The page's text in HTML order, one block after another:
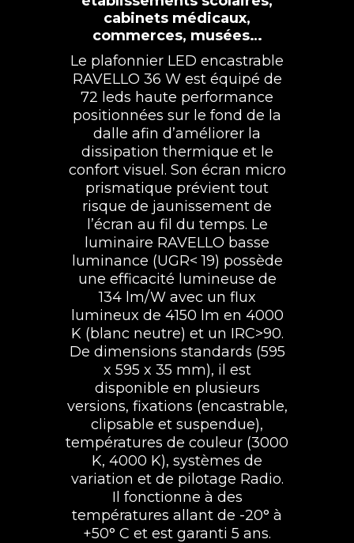
cabinets médicaux,
commerces, musées…
Le plafonnier LED encastrable
RAVELLO 36 W est équipé de
72 leds haute performance
positionnées sur le fond de la
dalle afin d’améliorer la
dissipation thermique et le
confort visuel. Son écran micro
prismatique prévient tout
risque de jaunissement de
l’écran au fil du temps. Le
luminaire RAVELLO basse
luminance (UGR< 19) possède
une efficacité lumineuse de
134 lm/W avec un flux
lumineux de 4150 lm en 4000
K (blanc neutre) et un IRC>90.
De dimensions standards (595
x 595 x 35 mm), il est
disponible en plusieurs
versions, fixations (encastrable,
clipsable et suspendue),
températures de couleur (3000
K, 4000 K), systèmes de
variation et de pilotage Radio.
Il fonctionne à des
températures allant de -20° à
+50° C et est garanti 5 ans.